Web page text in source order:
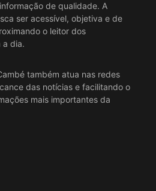
de qualidade. A
ser acessível, objetiva e de
o leitor dos
a dia.
também atua nas redes
das notícias e facilitando o
mais importantes da